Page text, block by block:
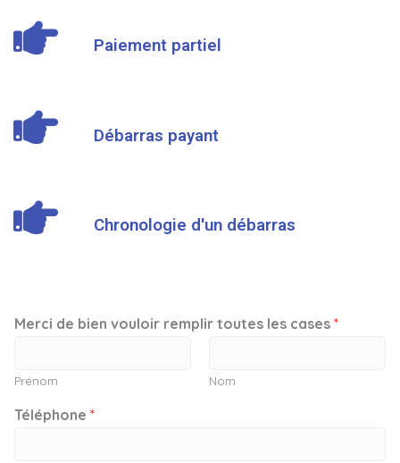
Paiement partiel
Débarras payant
Chronologie d'un débarras
Merci de bien vouloir remplir toutes les cases *
Prénom Nom
Téléphone *